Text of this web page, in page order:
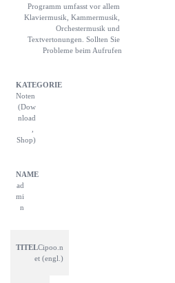
Programm umfasst vor allem
Klaviermusik, Kammermusik,
Orchestermusik und
Textvertonungen. Sollten Sie
Probleme beim Aufrufen
Noten
(Dow
nload
Shop)
ad
mi
n
Cipoo.n
et (engl.)